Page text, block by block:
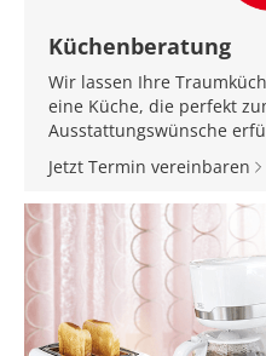
Küchenberatung
Wir lassen Ihre
eine Küche, die perfekt
Ausstattungswünsche
Jetzt Termin vereinbaren